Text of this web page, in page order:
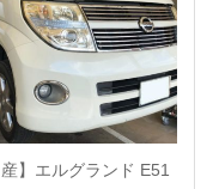
産】エルグランド E51